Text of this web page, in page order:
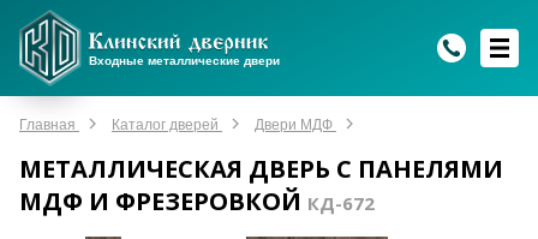
Входные металлические двери
Главная Каталог дверей Двери МДФ
МЕТАЛЛИЧЕСКАЯ ДВЕРЬ С ПАНЕЛЯМИ
МДФ И ФРЕЗЕРОВКОЙ КД-672
Max
Мы онлайн!
WhatsApp
Мы онлайн!
Telegram
Мы онлайн!
Max
Мы онлайн!
WhatsApp
Мы онлайн!